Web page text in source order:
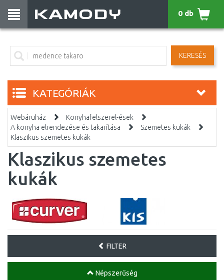
KERESÉS
0 db
KATEGÓRIÁK
Webáruház
Konyhafelszerel-ések
A konyha elrendezése és takarítása
Szemetes kukák
Klaszikus szemetes kukák
Klaszikus szemetes
kukák
FILTER
Népszerűség